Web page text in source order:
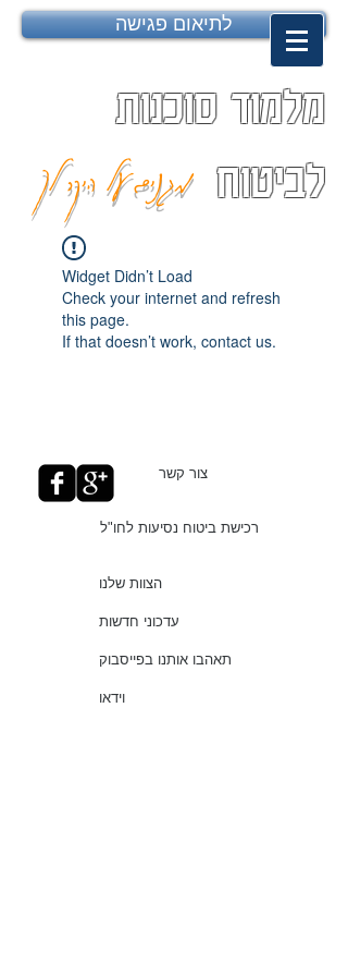
לתיאום פגישה
מלמוד סוכנות
לביטוח מגנים על היקר לך
Widget Didn’t Load
Check your internet and refresh
this page.
If that doesn’t work, contact us.
צור קשר
רכישת ביטוח נסיעות לחו"ל
הצוות שלנו
עדכוני חדשות
תאהבו אותנו בפייסבוק
וידאו